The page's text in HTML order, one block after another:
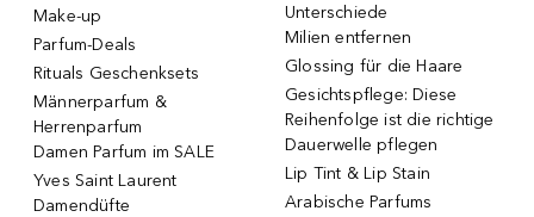
Make-up
Parfum-Deals
Rituals Geschenksets
Männerparfum &
Herrenparfum
Damen Parfum im SALE
Yves Saint Laurent
Damendüfte
Unterschiede
Milien entfernen
Glossing für die Haare
Gesichtspflege: Diese
Reihenfolge ist die richtige
Dauerwelle pflegen
Lip Tint & Lip Stain
Arabische Parfums